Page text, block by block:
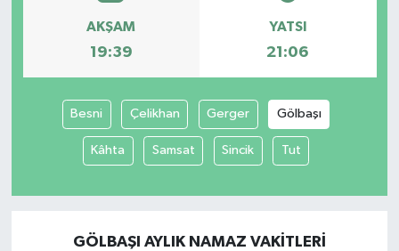
AKŞAM
19:39
YATSI
21:06
Besni Çelikhan Gerger Gölbaşı
Kâhta Samsat Sincik Tut
GÖLBAŞI AYLIK NAMAZ VAKITLERI